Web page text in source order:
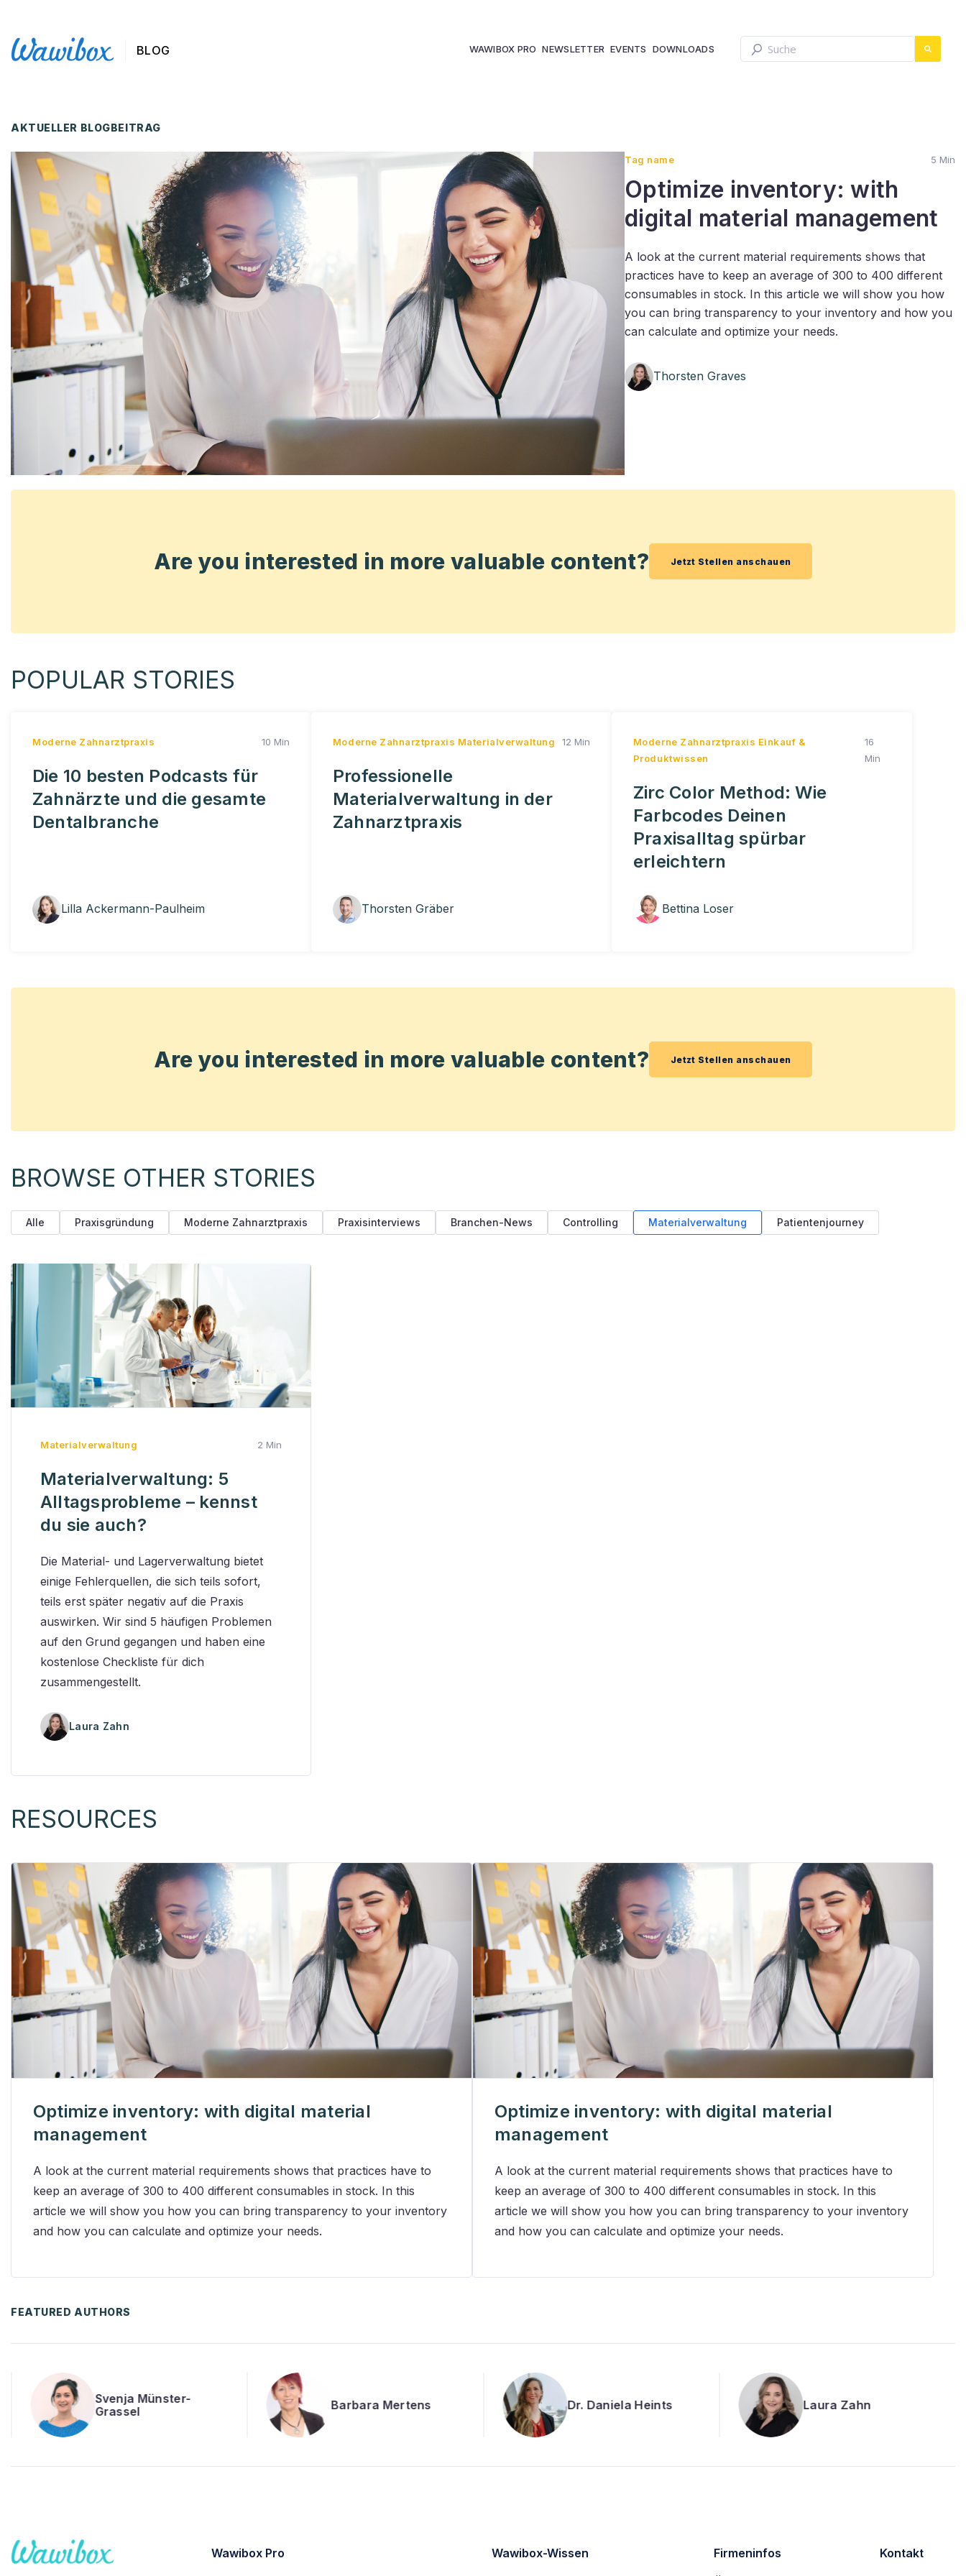
BLOG WAWIBOX PRO NEWSLETTER EVENTS DOWNLOADS
This is a search field with an auto-
AKTUELLER BLOGBEITRAG
Tag name 5 Min
Optimize inventory: with
digital material management
A look at the current material requirements shows that
practices have to keep an average of 300 to 400 different
consumables in stock. In this article we will show you how
you can bring transparency to your inventory and how you
can calculate and optimize your needs.
Thorsten Graves
Are you interested in more valuable content? Jetzt Stellen anschauen
POPULAR STORIES
Moderne Zahnarztpraxis 10 Min
Die 10 besten Podcasts für
Zahnärzte und die gesamte
Dentalbranche
Lilla Ackermann-Paulheim
Moderne Zahnarztpraxis Materialverwaltung 12 Min
Professionelle
Materialverwaltung in der
Zahnarztpraxis
Thorsten Gräber
Moderne Zahnarztpraxis Einkauf &
Produktwissen
16
Min
Zirc Color Method: Wie
Farbcodes Deinen
Praxisalltag spürbar
erleichtern
Bettina Loser
Are you interested in more valuable content? Jetzt Stellen anschauen
BROWSE OTHER STORIES
Alle Praxisgründung Moderne Zahnarztpraxis Praxisinterviews Branchen-News Controlling Materialverwaltung Patientenjourney
Materialverwaltung 2 Min
Materialverwaltung: 5
Alltagsprobleme – kennst
du sie auch?
Die Material- und Lagerverwaltung bietet
einige Fehlerquellen, die sich teils sofort,
teils erst später negativ auf die Praxis
auswirken. Wir sind 5 häufigen Problemen
auf den Grund gegangen und haben eine
kostenlose Checkliste für dich
zusammengestellt.
Laura Zahn
RESOURCES
Optimize inventory: with digital material
management
A look at the current material requirements shows that practices have to
keep an average of 300 to 400 different consumables in stock. In this
article we will show you how you can bring transparency to your inventory
and how you can calculate and optimize your needs.
Optimize inventory: with digital material
management
A look at the current material requirements shows that practices have to
keep an average of 300 to 400 different consumables in stock. In this
article we will show you how you can bring transparency to your inventory
and how you can calculate and optimize your needs.
FEATURED AUTHORS
Barbara Mertens Dr. Daniela Heints Laura Zahn Thorsten Gräber
Wawibox Pro
Wawibox-Wissen
Firmeninfos
Kontakt